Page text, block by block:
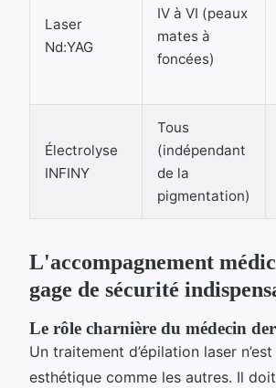
Laser
Nd:YAG
IV à VI (peaux
mates à
foncées)
Électrolyse
INFINY
Tous
(indépendant
de la
pigmentation)
L'accompagnement
gage de sécurité
Le rôle charnière du médecin
Un traitement d’épilation laser
esthétique comme les autres. Il doit